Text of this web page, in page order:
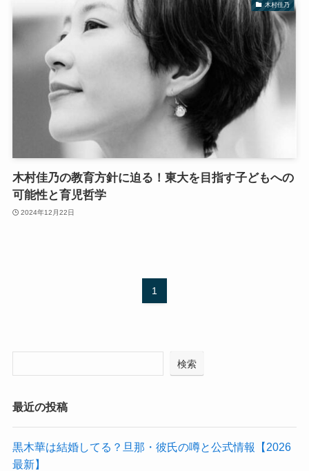
木村佳乃
木村佳乃の教育方針に迫る！東大を目指す子どもへの
可能性と育児哲学
2024年12月22日
1
検索
最近の投稿
黒木華は結婚してる？旦那・彼氏の噂と公式情報【2026
最新】